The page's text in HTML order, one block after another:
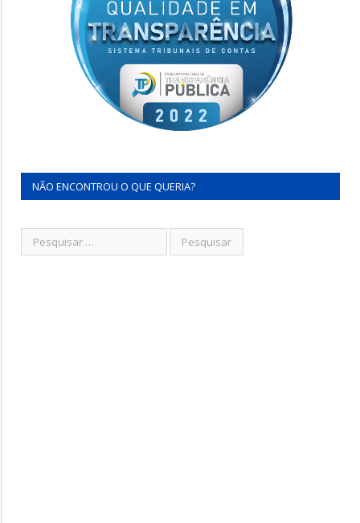
NÃO ENCONTROU O QUE QUERIA?